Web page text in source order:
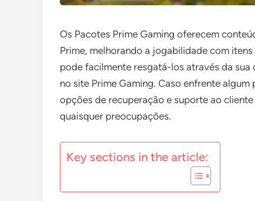
Os Pacotes Prime Gaming oferecem
Prime, melhorando a jogabilidade com
pode facilmente resgatá-los através da
no site Prime Gaming. Caso enfrente
opções de recuperação e suporte ao
quaisquer preocupações.
Key sections in the article: